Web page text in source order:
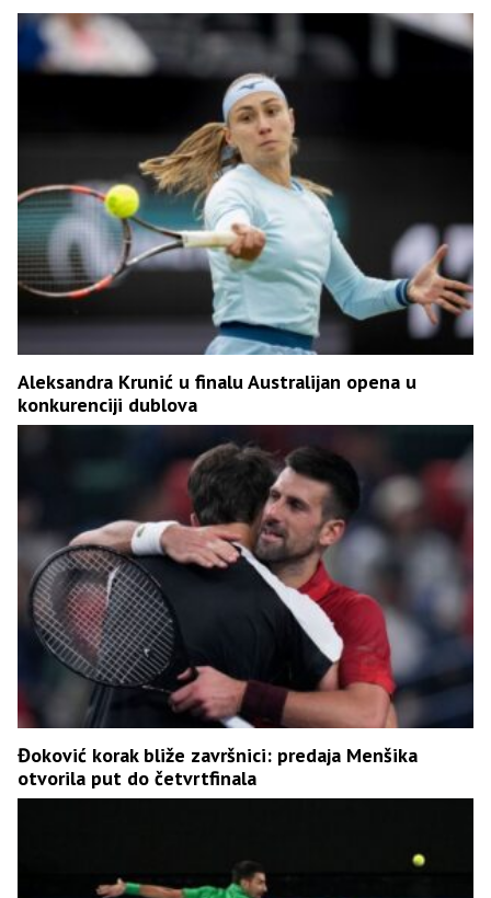
Aleksandra Krunić u finalu Australijan opena u
konkurenciji dublova
Đoković korak bliže završnici: predaja Menšika
otvorila put do četvrtfinala